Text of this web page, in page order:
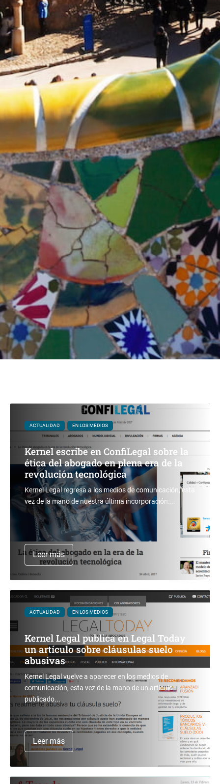
ACTUALIDAD EN LOS MEDIOS
Kernel escribe en ConfiLegal sobre la
ética del abogado en plena era de la
revolución tecnológica
Kernel Legal regresa a los medios de comunicación, esta
vez de la mano de nuestra última incorporación:...
Leer más
ACTUALIDAD EN LOS MEDIOS
Kernel Legal publica en Legal Today
un artículo sobre cláusulas suelo
abusivas
Kernel Legal vuelve a aparecer en los medios de
comunicación, esta vez de la mano de un artículo
publicado...
Leer más